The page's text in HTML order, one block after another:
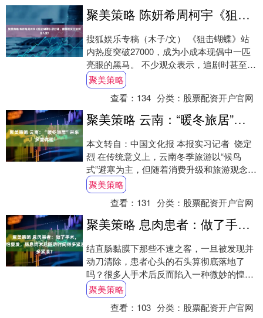
聚美策略 陈妍希周柯宇《狙击蝴蝶》获好评，偶像剧女主如何讨人爱?
搜狐娱乐专稿（木子/文） 《狙击蝴蝶》站
内热度突破27000，成为小成本现偶中一匹
亮眼的黑马。 不少观众表示，追剧时甚至
会“比男主先爱上女主”，而女主的饰演者
陈....
聚美策略
查看： 134 分类： 股票配资开户官网
聚美策略 云南：“暖冬旅居”带来多重体验
本文转自：中国文化报 本报实习记者 饶定
烈 在传统意义上，云南冬季旅游以“候鸟
式”避寒为主，但随着消费升级和旅游观念转
变，“温暖气候”已不足以满足游客需求。
云....
聚美策略
查看： 131 分类： 股票配资开户官网
聚美策略 息肉患者：做了手术，真怕复发，肠息肉术后随访时间得多紧凑？
结直肠黏膜下那些不速之客，一旦被发现并
动刀清除，患者心头的石头算彻底落地了
吗？很多人手术后反而陷入一种微妙的惶
恐，仿佛体内某个特定区域的“土壤”尚未完
全改良，新....
聚美策略
查看： 103 分类： 股票配资开户官网